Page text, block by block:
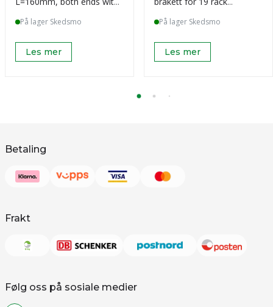
På lager Skedsmo
Les mer
På lager Skedsmo
Les mer
Betaling
Frakt
Følg oss på sosiale medier